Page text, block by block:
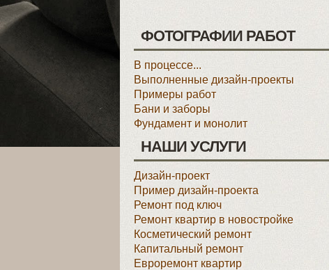
ФОТОГРАФИИ РАБОТ
В процессе...
Выполненные дизайн-проекты
Примеры работ
Бани и заборы
Фундамент и монолит
НАШИ УСЛУГИ
Дизайн-проект
Пример дизайн-проекта
Ремонт под ключ
Ремонт квартир в новостройке
Косметический ремонт
Капитальный ремонт
Евроремонт квартир